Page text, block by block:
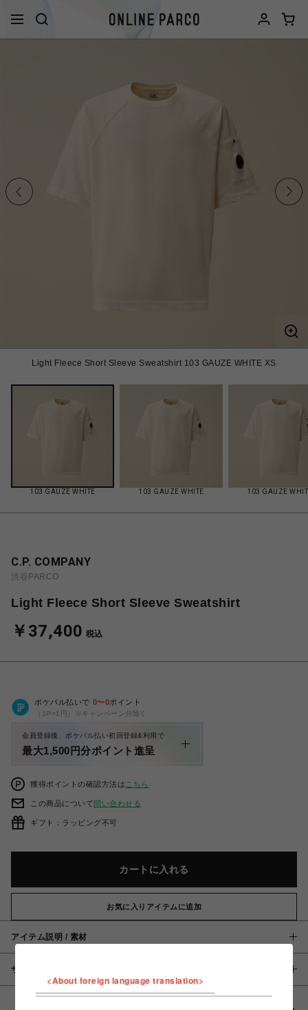
Light Fleece Short Sleeve Sweatshirt 103 GAUZE WHITE XS
103 GAUZE WHITE 103 GAUZE WHITE 103 GAUZE
C.P. COMPANY
渋谷PARCO
Light Fleece Short Sleeve Sweatshirt
￥37,400 税込
ポケパル払いで 0〜0ポイント
（1P=1円）※キャンペーン分除く
会員登録後、ポケパル払い初回登録&利用で
最大1,500円分ポイント進呈
獲得ポイントの確認方法は こちら
この商品について問い合わせる
ギフト：ラッピング不可
カートに入れる
お気に入りアイテムに追加
アイテム説明 / 素材
サイズ
<About foreign language translation>